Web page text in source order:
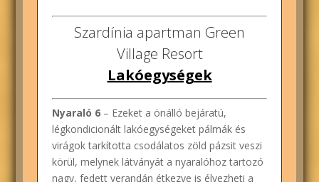
Szardínia apartman Green
Village Resort
Lakóegységek
Nyaraló 6 – Ezeket a önálló bejáratú,
légkondicionált lakóegységeket pálmák és
virágok tarkította csodálatos zöld pázsit veszi
körül, melynek látványát a nyaralóhoz tartozó
nagy, fedett verandán étkezve is élvezheti a